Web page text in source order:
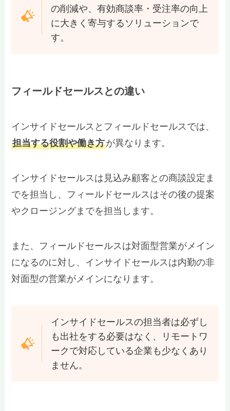
の削減や、有効商談率・受注率の向上
に大きく寄与するソリューションで
す。
フィールドセールスとの違い
インサイドセールスとフィールドセールスでは、
担当する役割や働き方が異なります。
インサイドセールスは見込み顧客との商談設定ま
でを担当し、フィールドセールスはその後の提案
やクロージングまでを担当します。
また、フィールドセールスは対面型営業がメイン
になるのに対し、インサイドセールスは内勤の非
対面型の営業がメインになります。
インサイドセールスの担当者は必ずし
も出社をする必要はなく、リモートワ
ークで対応している企業も少なくあり
ません。